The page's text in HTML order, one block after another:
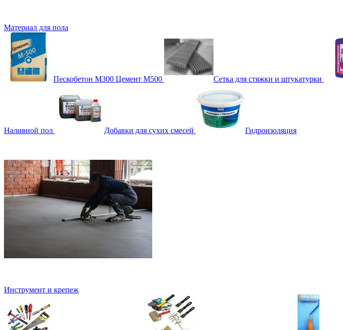
Материал для пола
Пескобетон М300 Цемент М500 Сетка для стяжки и штукатурки
Наливной пол Добавки для сухих смесей Гидроизоляция
Инструмент и крепеж